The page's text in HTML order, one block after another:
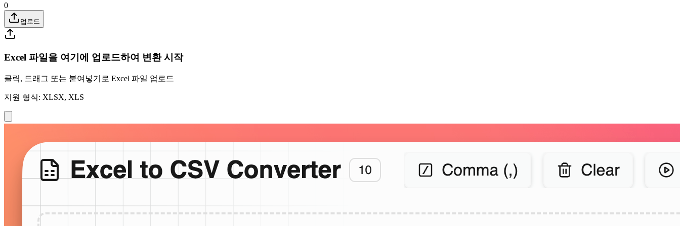
0
업로드
Excel 파일을 여기에 업로드하여 변환 시작
클릭, 드래그 또는 붙여넣기로 Excel 파일 업로드
지원 형식: XLSX, XLS